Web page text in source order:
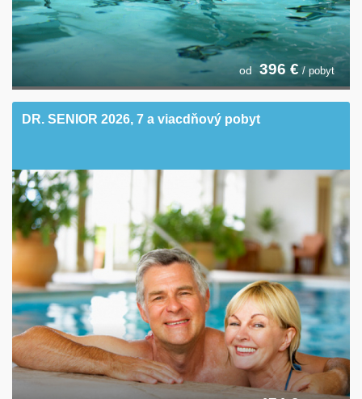
od 396 € / pobyt
DR. SENIOR 2026, 7 a viacdňový pobyt